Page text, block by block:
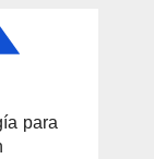
para